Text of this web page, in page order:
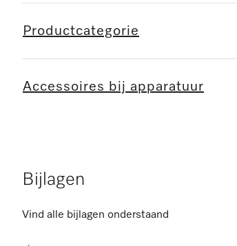
Productcategorie
Accessoires bij apparatuur
Bijlagen
Vind alle bijlagen onderstaand